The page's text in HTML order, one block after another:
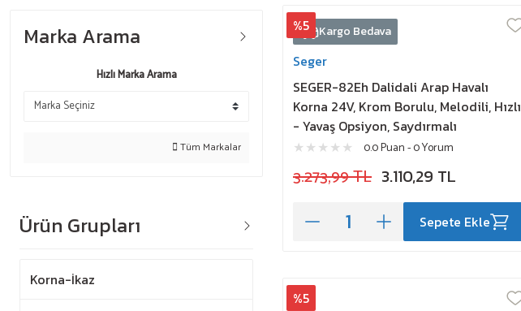
Marka Arama
Hızlı Marka Arama
Tüm Markalar
Ürün Grupları
Korna-İkaz
%5 Kargo Bedava
Seger
SEGER-82Eh Dalidali Arap Havalı
Korna 24V, Krom Borulu, Melodili, Hızlı
- Yavaş Opsiyon, Saydırmalı
0.0 Puan - 0 Yorum
3.273,99 TL 3.110,29 TL
Sepete Ekle
%5